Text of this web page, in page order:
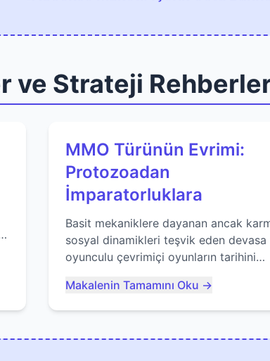
ve Strateji
MMO Türünün Evrimi:
Protozoadan
İmparatorluklara
Basit mekaniklere dayanan ancak
sosyal dinamikleri teşvik eden
oyunculu çevrimiçi oyunların tarihini
bakıyoruz...
Makalenin Tamamını Oku →